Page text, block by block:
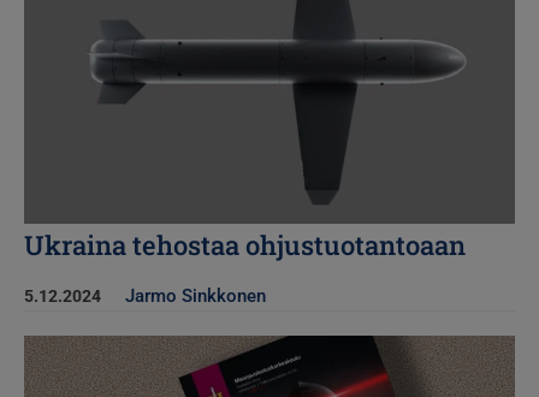
Ukraina tehostaa ohjustuotantoaan
5.12.2024 Jarmo Sinkkonen
Kuva